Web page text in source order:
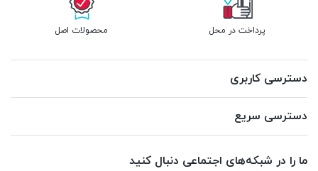
پرداخت در محل محصولات اصل
دسترسی کاربری
دسترسی سریع
ما را در شبکه‌های اجتماعی دنبال کنید